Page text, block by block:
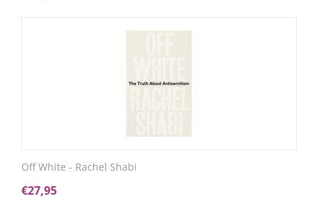
Off White - Rachel Shabi
€27,95